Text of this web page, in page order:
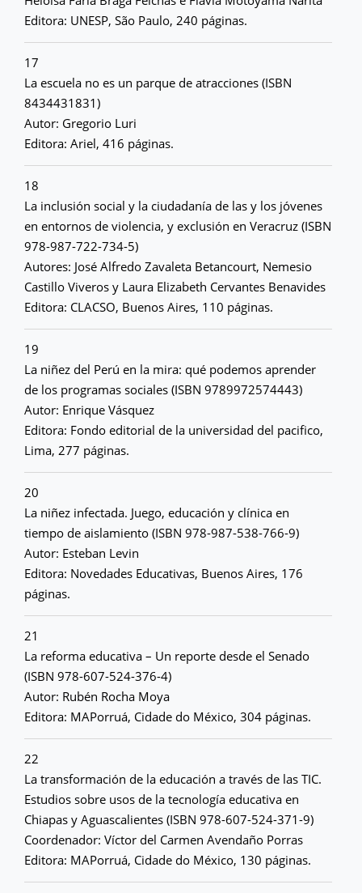
Editora: UNESP, São Paulo, 240 páginas.
17
La escuela no es un parque de atracciones (ISBN
8434431831)
Autor: Gregorio Luri
Editora: Ariel, 416 páginas.
18
La inclusión social y la ciudadanía de las y los jóvenes
en entornos de violencia, y exclusión en Veracruz (ISBN
978-987-722-734-5)
Autores: José Alfredo Zavaleta Betancourt, Nemesio
Castillo Viveros y Laura Elizabeth Cervantes Benavides
Editora: CLACSO, Buenos Aires, 110 páginas.
19
La niñez del Perú en la mira: qué podemos aprender
de los programas sociales (ISBN 9789972574443)
Autor: Enrique Vásquez
Editora: Fondo editorial de la universidad del pacifico,
Lima, 277 páginas.
20
La niñez infectada. Juego, educación y clínica en
tiempo de aislamiento (ISBN 978-987-538-766-9)
Autor: Esteban Levin
Editora: Novedades Educativas, Buenos Aires, 176
páginas.
21
La reforma educativa – Un reporte desde el Senado
(ISBN 978-607-524-376-4)
Autor: Rubén Rocha Moya
Editora: MAPorruá, Cidade do México, 304 páginas.
22
La transformación de la educación a través de las TIC.
Estudios sobre usos de la tecnología educativa en
Chiapas y Aguascalientes (ISBN 978-607-524-371-9)
Coordenador: Víctor del Carmen Avendaño Porras
Editora: MAPorruá, Cidade do México, 130 páginas.